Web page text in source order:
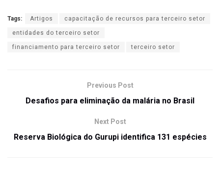
Tags: Artigos capacitação de recursos para terceiro setor
entidades do terceiro setor
financiamento para terceiro setor terceiro setor
Previous Post
Desafios para eliminação da malária no Brasil
Next Post
Reserva Biológica do Gurupi identifica 131 espécies